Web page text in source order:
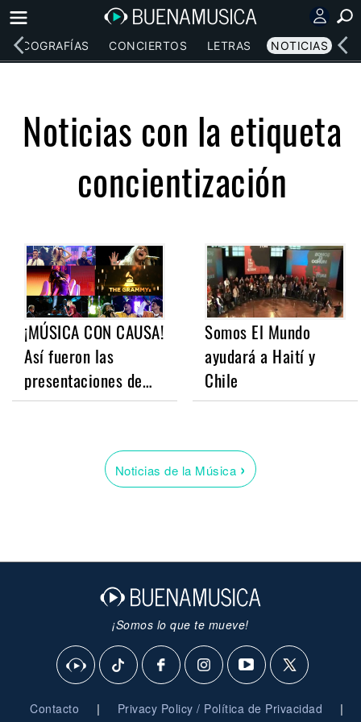
DISCOGRAFÍAS CONCIERTOS LETRAS NOTICIAS
Noticias con la etiqueta
concientización
¡MÚSICA CON CAUSA!
Así fueron las
presentaciones de…
Somos El Mundo
ayudará a Haití y
Chile
Noticias de la Música ›
¡Somos lo que te mueve!
Contacto | Privacy Policy / Política de Privacidad |